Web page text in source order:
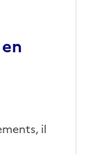
il